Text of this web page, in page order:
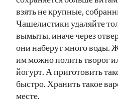
взять не крупные,
Чашелистики удаляйте
вымыты, иначе через
они наберут много воды.
им можно полить творог
йогурт. А приготовить
быстро. Хранить такое
месте.